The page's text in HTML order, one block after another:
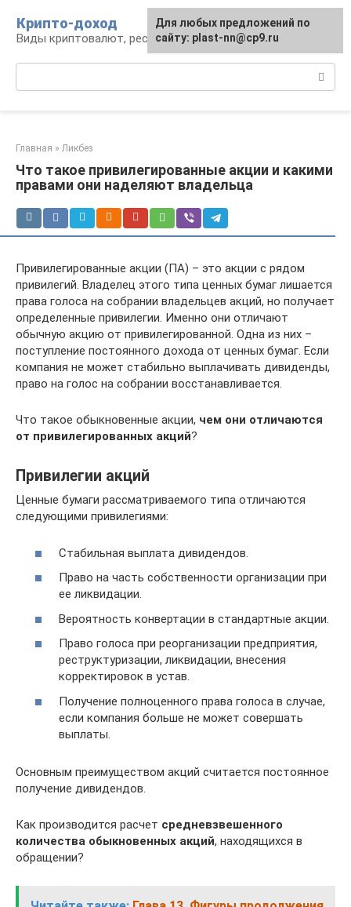
контенту
Крипто-доход
Виды криптовалют, ресурсы и сервисы
Главная » Ликбез
Что такое привилегированные акции и какими
правами они наделяют владельца
Привилегированные акции (ПА) – это акции с рядом
привилегий. Владелец этого типа ценных бумаг лишается
права голоса на собрании владельцев акций, но получает
определенные привилегии. Именно они отличают
обычную акцию от привилегированной. Одна из них –
поступление постоянного дохода от ценных бумаг. Если
компания не может стабильно выплачивать дивиденды,
право на голос на собрании восстанавливается.
Что такое обыкновенные акции, чем они отличаются
от привилегированных акций?
Привилегии акций
Ценные бумаги рассматриваемого типа отличаются
следующими привилегиями:
Стабильная выплата дивидендов.
Право на часть собственности организации при
ее ликвидации.
Вероятность конвертации в стандартные акции.
Право голоса при реорганизации предприятия,
реструктуризации, ликвидации, внесения
корректировок в устав.
Получение полноценного права голоса в случае,
если компания больше не может совершать
выплаты.
Основным преимуществом акций считается постоянное
получение дивидендов.
Как производится расчет средневзвешенного
количества обыкновенных акций, находящихся в
обращении?
Для любых предложений по
сайту: plast-nn@cp9.ru